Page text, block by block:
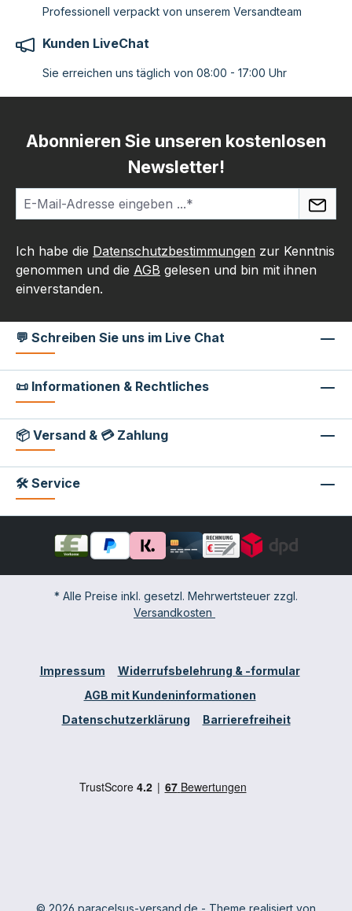
Professionell verpackt von unserem Versandteam
Kunden LiveChat
Sie erreichen uns täglich von 08:00 - 17:00 Uhr
Abonnieren Sie unseren kostenlosen
Newsletter!
Ich habe die Datenschutzbestimmungen zur Kenntnis
genommen und die AGB gelesen und bin mit ihnen
einverstanden.
💬 Schreiben Sie uns im Live Chat
📜 Informationen & Rechtliches
📦 Versand & 💳 Zahlung
🛠 Service
* Alle Preise inkl. gesetzl. Mehrwertsteuer zzgl.
Versandkosten
Impressum
Widerrufsbelehrung & -formular
AGB mit Kundeninformationen
Datenschutzerklärung
Barrierefreiheit
© 2026 paracelsus-versand.de - Theme realisiert von